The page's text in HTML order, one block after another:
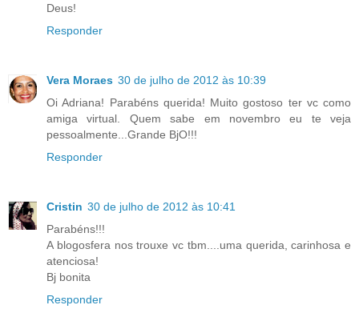
Deus!
Responder
Vera Moraes 30 de julho de 2012 às 10:39
Oi Adriana! Parabéns querida! Muito gostoso ter vc como
amiga virtual. Quem sabe em novembro eu te veja
pessoalmente...Grande BjO!!!
Responder
Cristin 30 de julho de 2012 às 10:41
Parabéns!!!
A blogosfera nos trouxe vc tbm....uma querida, carinhosa e
atenciosa!
Bj bonita
Responder